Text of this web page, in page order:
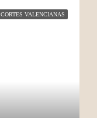
CORTES VALENCIANAS